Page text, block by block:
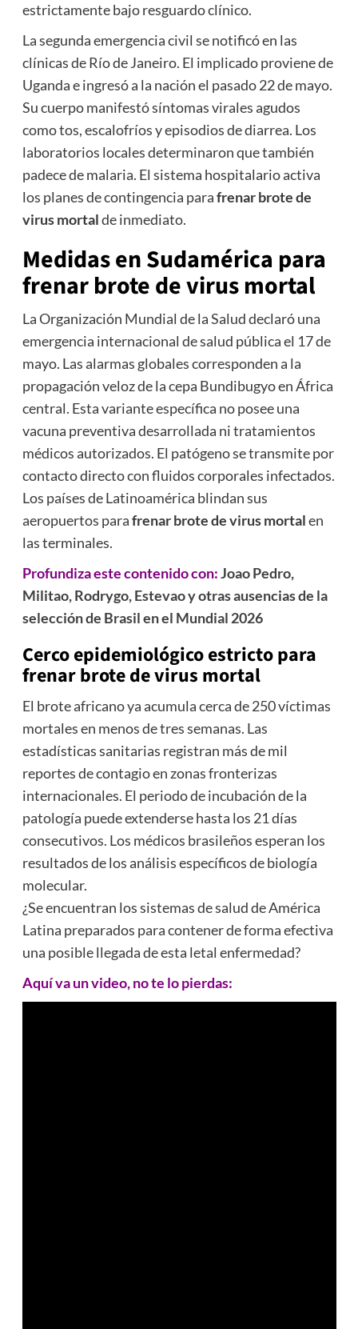
estrictamente bajo resguardo clínico.
La segunda emergencia civil se notificó en las
clínicas de Río de Janeiro. El implicado proviene de
Uganda e ingresó a la nación el pasado 22 de mayo.
Su cuerpo manifestó síntomas virales agudos
como tos, escalofríos y episodios de diarrea. Los
laboratorios locales determinaron que también
padece de malaria. El sistema hospitalario activa
los planes de contingencia parafrenar brote de
virus mortalde inmediato.
Medidas en Sudamérica para
frenar brote de virus mortal
La Organización Mundial de la Salud declaró una
emergencia internacional de salud pública el 17 de
mayo. Las alarmas globales corresponden a la
propagación veloz de la cepa Bundibugyo en África
central. Esta variante específica no posee una
vacuna preventiva desarrollada ni tratamientos
médicos autorizados. El patógeno se transmite por
contacto directo con fluidos corporales infectados.
Los países de Latinoamérica blindan sus
aeropuertos parafrenar brote de virus mortalen
las terminales.
Profundiza este contenido con:Joao Pedro,
Militao, Rodrygo, Estevao y otras ausencias de la
selección de Brasil en el Mundial 2026
Cerco epidemiológico estricto para
frenar brote de virus mortal
El brote africano ya acumula cerca de 250 víctimas
mortales en menos de tres semanas. Las
estadísticas sanitarias registran más de mil
reportes de contagio en zonas fronterizas
internacionales. El periodo de incubación de la
patología puede extenderse hasta los 21 días
consecutivos. Los médicos brasileños esperan los
resultados de los análisis específicos de biología
molecular.
¿Se encuentran los sistemas de salud de América
Latina preparados para contener de forma efectiva
una posible llegada de esta letal enfermedad?
Aquí va un video, no te lo pierdas: